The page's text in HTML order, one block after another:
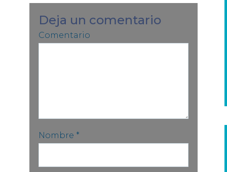
Deja un comentario
Comentario
Nombre *